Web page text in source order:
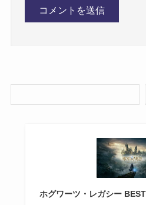
ホグワーツ・レガシー